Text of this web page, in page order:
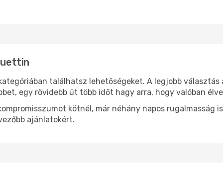
találhatsz lehetőségeket. A legjobb
egy rövidebb út több időt hagy arra, hogy valóban
kötnél, már néhány napos rugalmasság
ajánlatokért.